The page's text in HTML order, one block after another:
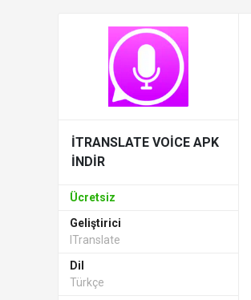
ITRANSLATE VOICE APK
INDIR
Ücretsiz
Geliştirici
ITranslate
Dil
Türkçe